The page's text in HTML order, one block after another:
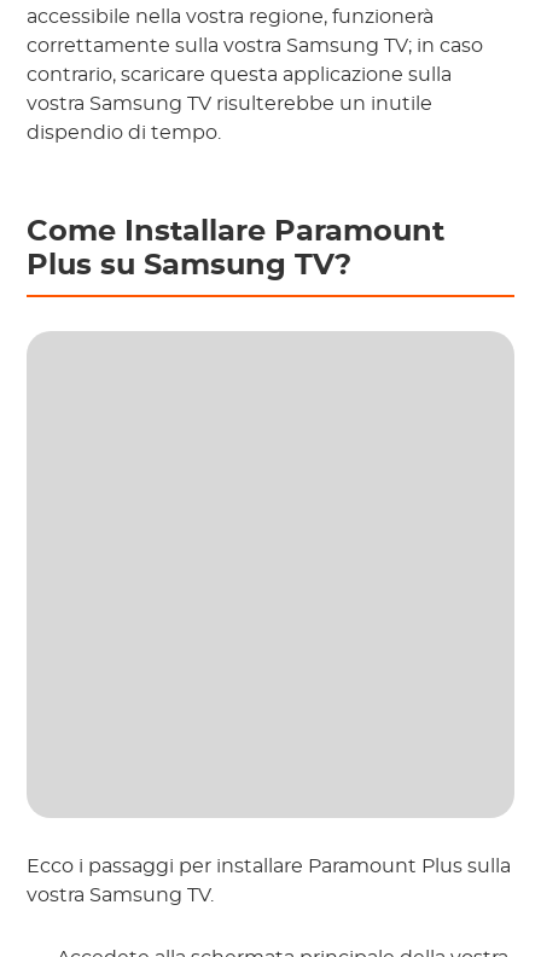
accessibile nella vostra regione, funzionerà
correttamente sulla vostra Samsung TV; in caso
contrario, scaricare questa applicazione sulla
vostra Samsung TV risulterebbe un inutile
dispendio di tempo.
Come Installare Paramount
Plus su Samsung TV?
Ecco i passaggi per installare Paramount Plus sulla
vostra Samsung TV.